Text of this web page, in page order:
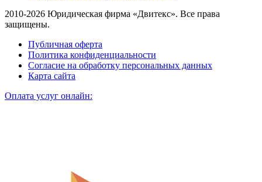
2010-2026 Юридическая фирма «Двитекс». Все права
защищены.
Публичная оферта
Политика конфиденциальности
Согласие на обработку персональных данных
Карта сайта
Оплата услуг онлайн: